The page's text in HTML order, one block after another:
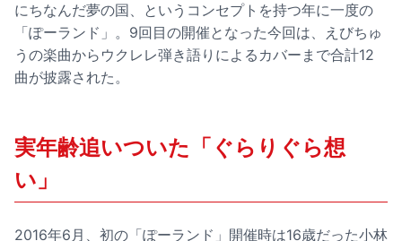
にちなんだ夢の国、というコンセプトを持つ年に一度の
「ぽーランド」。9回目の開催となった今回は、えびちゅ
うの楽曲からウクレレ弾き語りによるカバーまで合計12
曲が披露された。
実年齢追いついた「ぐらりぐら想
い」
2016年6月、初の「ぽーランド」開催時は16歳だった小林